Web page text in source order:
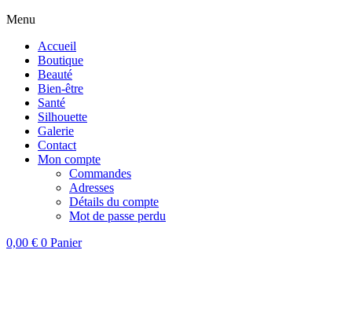
Menu
Accueil
Boutique
Beauté
Bien-être
Santé
Silhouette
Galerie
Contact
Mon compte
Commandes
Adresses
Détails du compte
Mot de passe perdu
0,00 € 0 Panier